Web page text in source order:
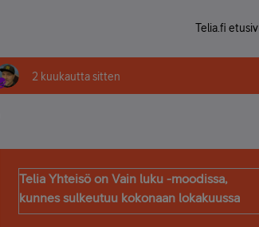
Telia.fi
2 kuukautta sitten
Telia Yhteisö on Vain luku -moodissa,
kunnes sulkeutuu kokonaan lokakuussa